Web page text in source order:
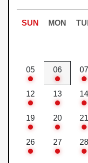
SUN MON
05 06 07
12 13 14
19 20 21
26 27 28